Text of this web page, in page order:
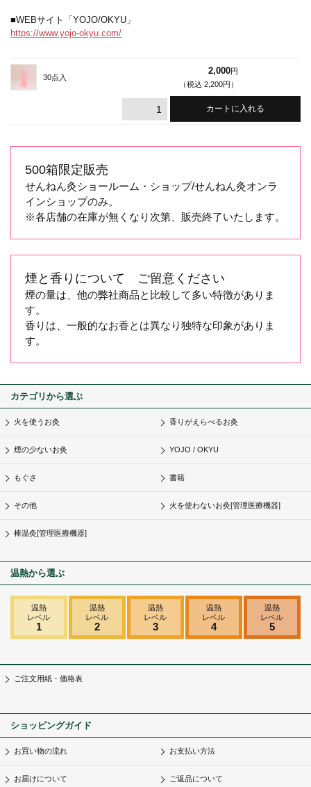
■WEBサイト「YOJO/OKYU」
https://www.yojo-okyu.com/
30点入
2,000円
（税込 2,200円）
500箱限定販売
せんねん灸ショールーム・ショップ/せんねん灸オンラ
インショップのみ。
※各店舗の在庫が無くなり次第、販売終了いたします。
煙と香りについて ご留意ください
煙の量は、他の弊社商品と比較して多い特徴がありま
す。
香りは、一般的なお香とは異なり独特な印象がありま
す。
カテゴリから選ぶ
火を使うお灸 香りがえらべるお灸
煙の少ないお灸 YOJO / OKYU
もぐさ 書籍
その他 火を使わないお灸[管理医療機器]
棒温灸[管理医療機器]
温熱から選ぶ
温熱
レベル
1
温熱
レベル
2
温熱
レベル
3
温熱
レベル
4
温熱
レベル
5
ご注文用紙・価格表
ショッピングガイド
お買い物の流れ お支払い方法
お届けについて ご返品について